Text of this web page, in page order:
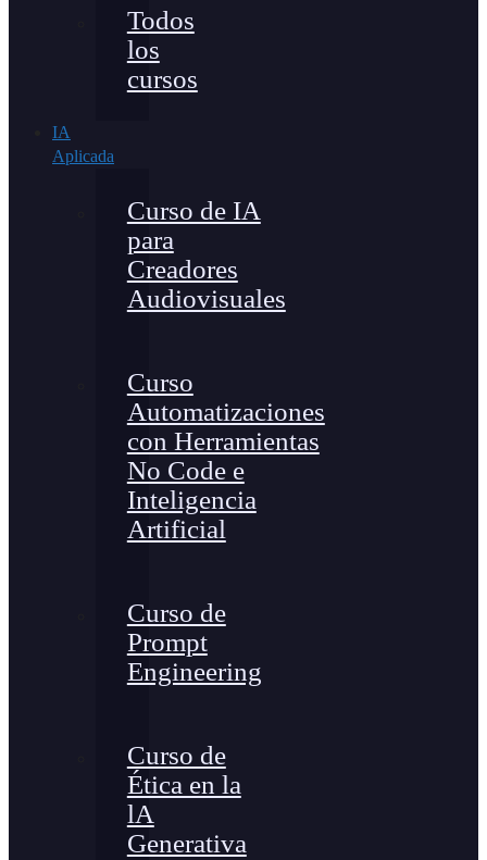
Todos
los
cursos
IA
Aplicada
Curso de IA
para
Creadores
Audiovisuales
Curso
Automatizaciones
con Herramientas
No Code e
Inteligencia
Artificial
Curso de
Prompt
Engineering
Curso de
Ética en la
lA
Generativa